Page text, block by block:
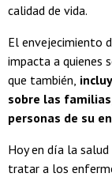
calidad de vida.
El envejecimiento
impacta a quienes
que también,
sobre las
personas de su
Hoy en día la
tratar a los